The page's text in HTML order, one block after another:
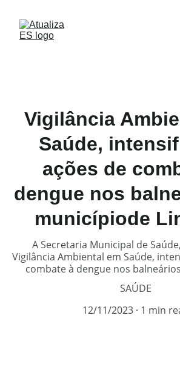
Vigilância
Saúde,
ações de
dengue nos
municípiode
A Secretaria Municipal de
Vigilância Ambiental em Saúde,
combate à dengue nos
SAÚDE
12/11/2023
1 min